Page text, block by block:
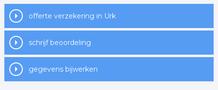
offerte verzekering in Urk
schrijf beoordeling
gegevens bijwerken